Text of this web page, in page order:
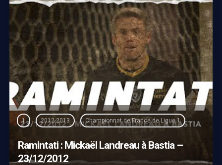
1 2012-2013 Championnat de France de Ligue 1 Mickaël
Ramintati : Mickaël Landreau à Bastia –
23/12/2012